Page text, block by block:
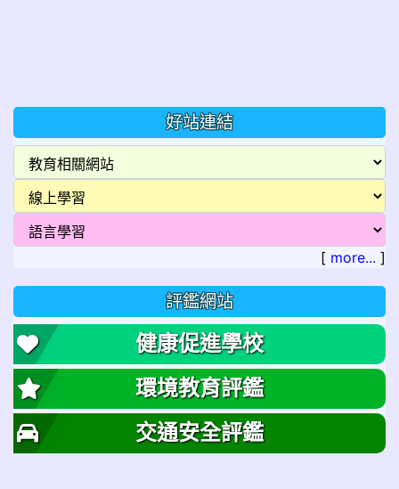
好站連結
[ more... ]
評鑑網站
健康促進學校
環境教育評鑑
交通安全評鑑